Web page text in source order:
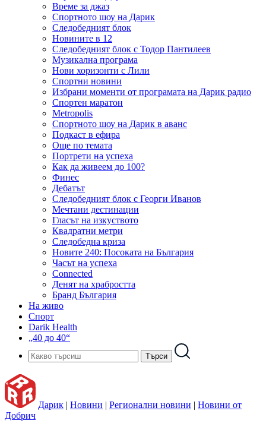
Време за джаз
Спортното шоу на Дарик
Следобедният блок
Новините в 12
Следобедният блок с Тодор Пантилеев
Музикална програма
Нови хоризонти с Лили
Спортни новини
Избрани моменти от програмата на Дарик радио
Спортен маратон
Metropolis
Спортното шоу на Дарик в аванс
Подкаст в ефира
Още по темата
Портрети на успеха
Как да живеем до 100?
Финес
Дебатът
Следобедният блок с Георги Иванов
Мечтани дестинации
Гласът на изкуството
Квадратни метри
Следобедна криза
Новите 240: Посоката на България
Часът на успеха
Connected
Денят на храбростта
Бранд България
На живо
Спорт
Darik Health
„40 до 40“
Дарик | Новини | Регионални новини | Новини от
Добрич